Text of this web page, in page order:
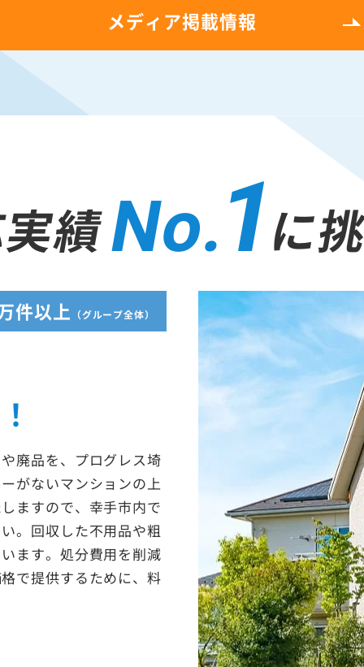
メディア掲載情報
績No.1に
件以上 （グループ全体）
廃品を、プログレス埼
がないマンションの上
ますので、幸手市内で
。回収した不用品や粗
ます。処分費用を削減
で提供するために、料